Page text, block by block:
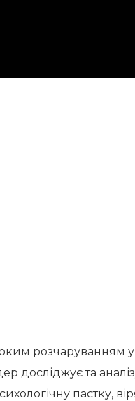
розчаруванням
досліджує та
пастку,